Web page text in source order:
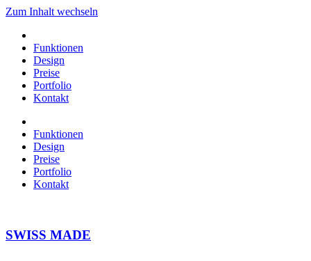
Zum Inhalt wechseln
Funktionen
Design
Preise
Portfolio
Kontakt
Funktionen
Design
Preise
Portfolio
Kontakt
SWISS MADE